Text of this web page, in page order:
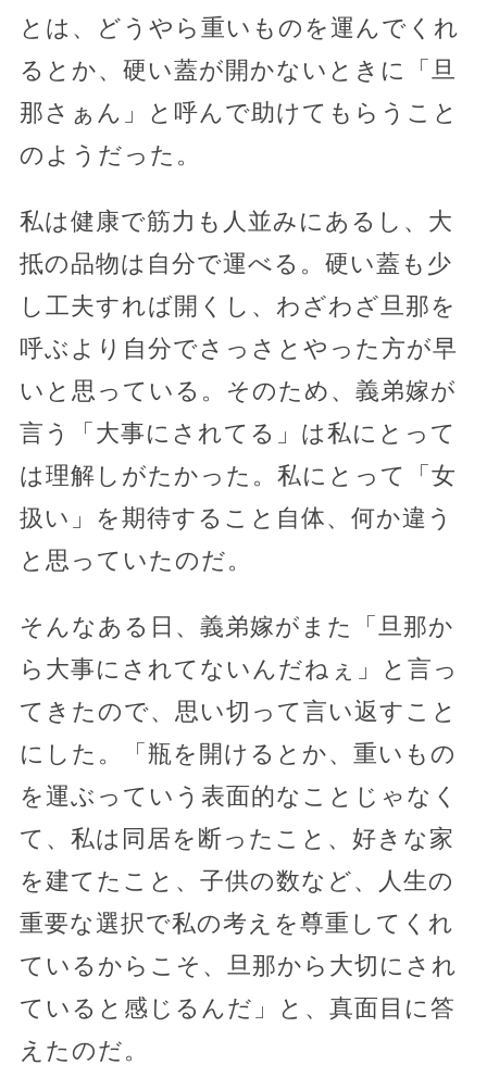
とは、どうやら重いものを運んでくれ
るとか、硬い蓋が開かないときに「旦
那さぁん」と呼んで助けてもらうこと
のようだった。
私は健康で筋力も人並みにあるし、大
抵の品物は自分で運べる。硬い蓋も少
し工夫すれば開くし、わざわざ旦那を
呼ぶより自分でさっさとやった方が早
いと思っている。そのため、義弟嫁が
言う「大事にされてる」は私にとって
は理解しがたかった。私にとって「女
扱い」を期待すること自体、何か違う
と思っていたのだ。
そんなある日、義弟嫁がまた「旦那か
ら大事にされてないんだねぇ」と言っ
てきたので、思い切って言い返すこと
にした。「瓶を開けるとか、重いもの
を運ぶっていう表面的なことじゃなく
て、私は同居を断ったこと、好きな家
を建てたこと、子供の数など、人生の
重要な選択で私の考えを尊重してくれ
ているからこそ、旦那から大切にされ
ていると感じるんだ」と、真面目に答
えたのだ。